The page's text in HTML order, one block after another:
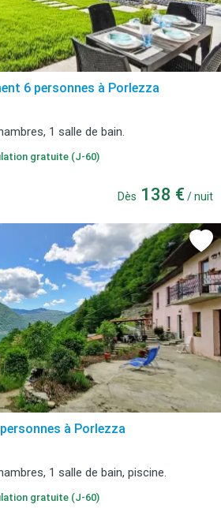
6 personnes à Porlezza
1 salle de bain.
gratuite (J-60)
Dès 138 € / nuit
à Porlezza
1 salle de bain, piscine.
gratuite (J-60)